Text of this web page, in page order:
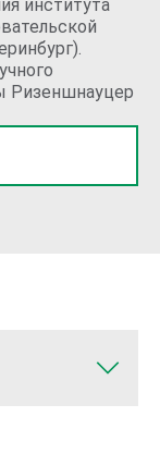
института
Ризеншнауцер